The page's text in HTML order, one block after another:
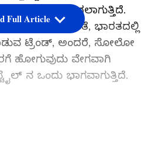
ಈಗ ಚಿತ್ರಣ ಬದಲಾಗುತ್ತಿದೆ.
ದೇಶಗಳಂತೆ, ಭಾರತದಲ್ಲಿ
ಟ್ರೆಂಡ್, ಅಂದರೆ, ಸೋಲೋ
ಹೋಗುವುದು ವೇಗವಾಗಿ
ನ ಒಂದು ಭಾಗವಾಗುತ್ತಿದೆ.
Full Article